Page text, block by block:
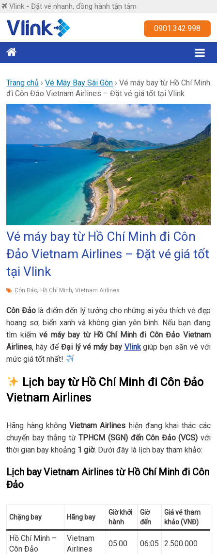
Skip
content
Vlink - Đặt vé nhanh, đồng hành tận tâm
Vlink
nhanh,
đồng
hành
tận
0901.342.998
Trang chủ ›Vé Máy Bay Sài Gòn ›Vé máy bay từ Hồ Chí Minh
đi Côn Đảo Vietnam Airlines – Đặt vé giá tốt tại Vlink
Vé máy bay từ Hồ Chí Minh đi Côn
Đảo Vietnam Airlines – Đặt vé giá tốt
tại Vlink
Côn Đảo, Hồ Chí Minh,Vietnam Airlines
Côn Đảolà điểm đến lý tưởng cho những ai yêu thích vẻ đẹp
hoang sơ, biển xanh và không gian yên bình. Nếu bạn đang
tìm kiếmvé máy bay từ Hồ Chí Minh đi Côn Đảo Vietnam
Airlines, hãy để Đại lý vé máy bay Vlinkgiúp bạn săn vé với
mức giá tốt nhất!
Lịch bay từ Hồ Chí Minh đi Côn Đảo
Vietnam Airlines
Hãng hàng khôngVietnam Airlines hiện đang khai thác các
chuyến bay thẳng từTPHCM (SGN) đến Côn Đảo (VCS) với
thời gian bay khoảng 1 giờ. Dưới đây là lịch bay tham khảo:
Lịch bay Vietnam Airlines từ Hồ Chí Minh đi Côn
Đảo
Chặng bay Hãng bay
Giờ khởi
hành
Giờ
đến
Giá vé tham
khảo (VNĐ)
Hồ Chí Minh –
Côn Đảo
Vietnam
Airlines
05:00 06:05 2.500.000